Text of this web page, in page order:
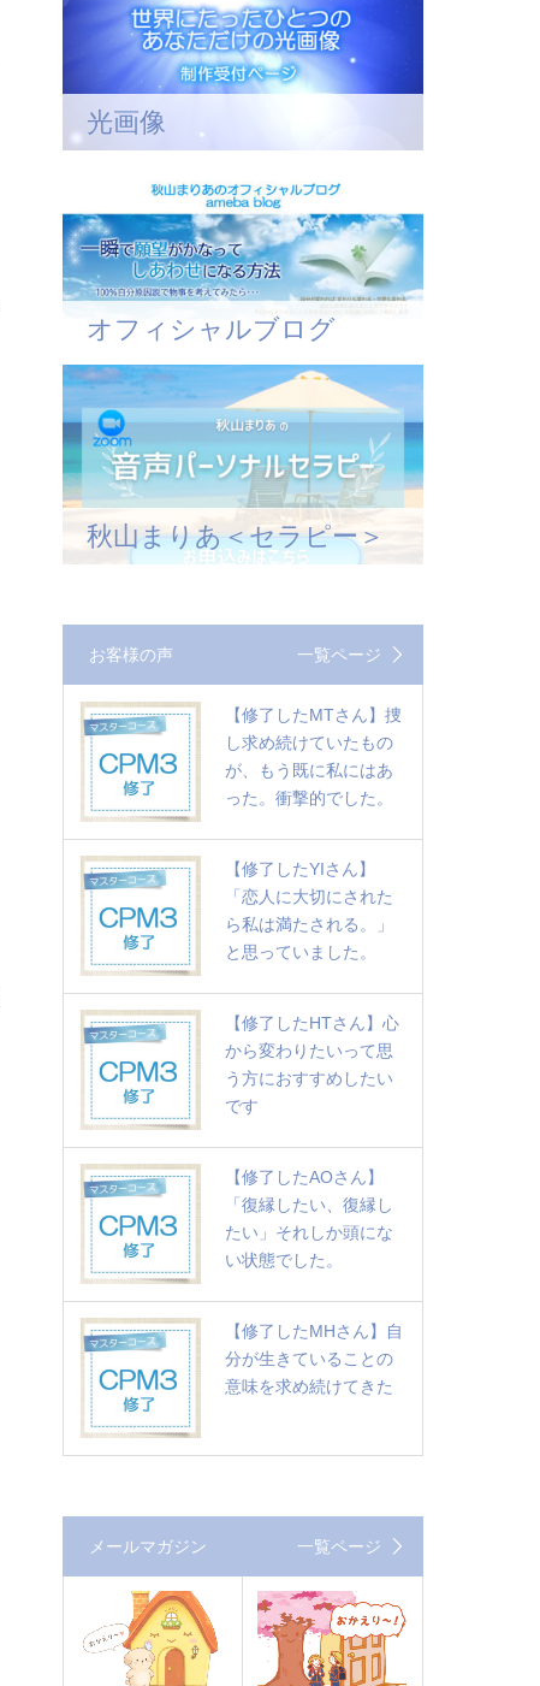
光画像
オフィシャルブログ
秋山まりあ＜セラピー＞
お客様の声 一覧ページ
【修了したMTさん】捜
し求め続けていたもの
が、もう既に私にはあ
った。衝撃的でした。
【修了したYIさん】
「恋人に大切にされた
ら私は満たされる。」
と思っていました。
【修了したHTさん】心
から変わりたいって思
う方におすすめしたい
です
【修了したAOさん】
「復縁したい、復縁し
たい」それしか頭にな
い状態でした。
【修了したMHさん】自
分が生きていることの
意味を求め続けてきた
メールマガジン 一覧ページ